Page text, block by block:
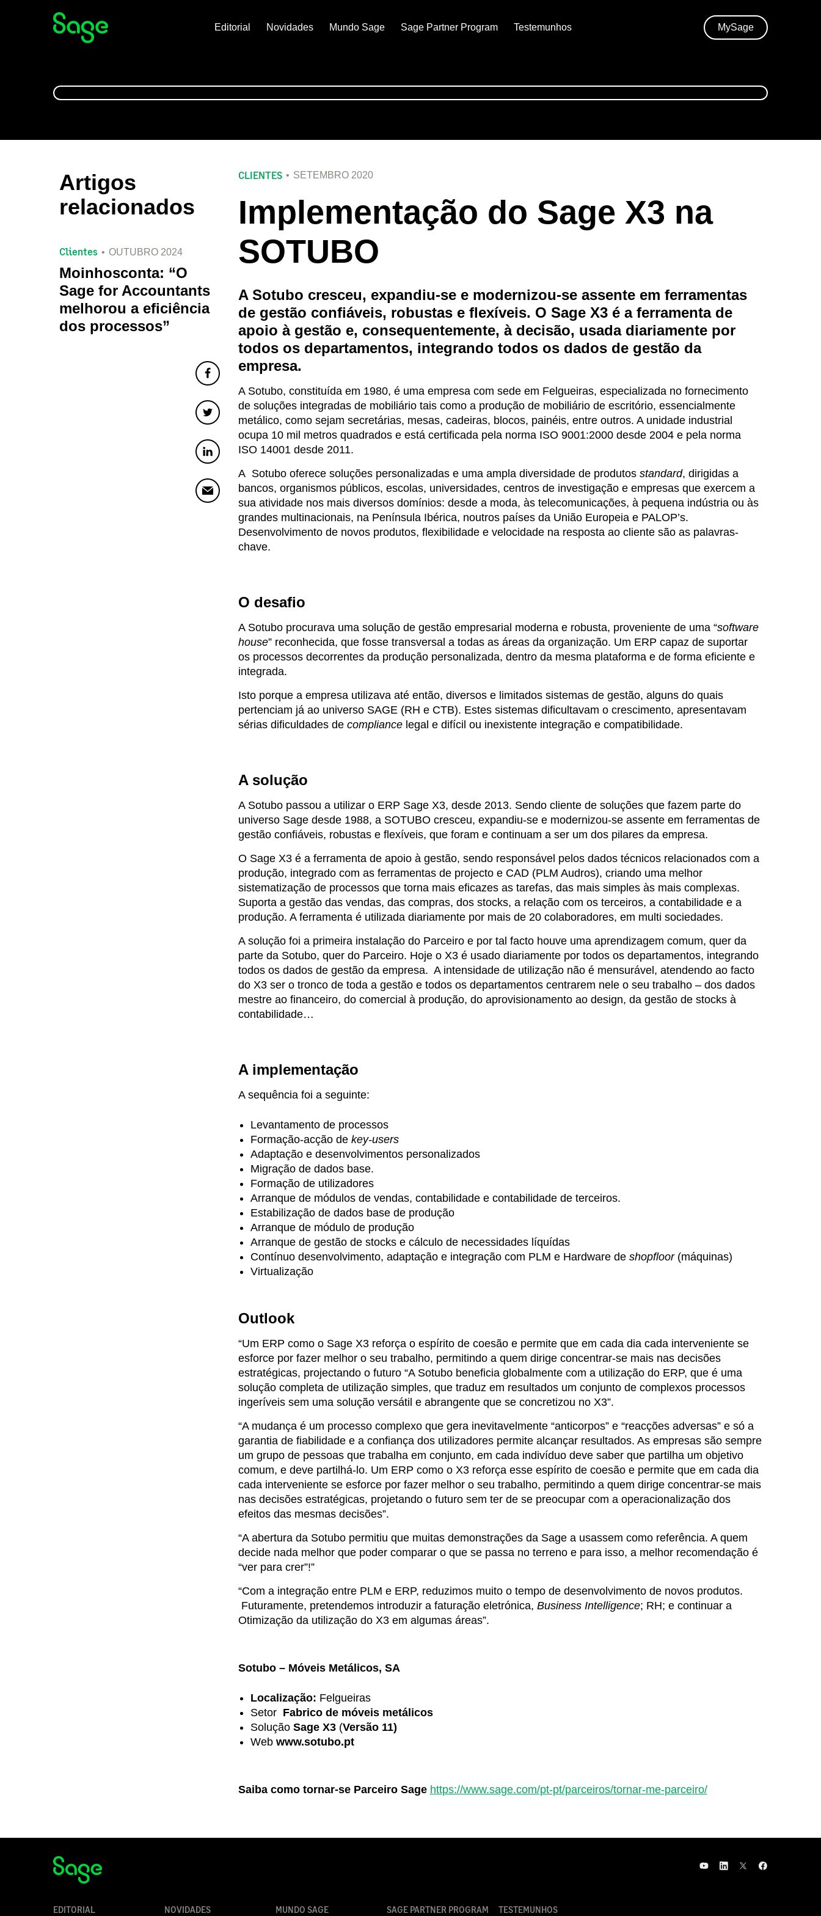
Editorial Novidades Mundo Sage Sage Partner Program Testemunhos MySage
CLIENTES SETEMBRO 2020
Implementação do Sage X3 na
SOTUBO
A Sotubo cresceu, expandiu-se e modernizou-se assente em ferramentas
de gestão confiáveis, robustas e flexíveis. O Sage X3 é a ferramenta de
apoio à gestão e, consequentemente, à decisão, usada diariamente por
todos os departamentos, integrando todos os dados de gestão da
empresa.
A Sotubo, constituída em 1980, é uma empresa com sede em Felgueiras, especializada no fornecimento
de soluções integradas de mobiliário tais como a produção de mobiliário de escritório, essencialmente
metálico, como sejam secretárias, mesas, cadeiras, blocos, painéis, entre outros. A unidade industrial
ocupa 10 mil metros quadrados e está certificada pela norma ISO 9001:2000 desde 2004 e pela norma
ISO 14001 desde 2011.
A Sotubo oferece soluções personalizadas e uma ampla diversidade de produtos standard, dirigidas a
bancos, organismos públicos, escolas, universidades, centros de investigação e empresas que exercem a
sua atividade nos mais diversos domínios: desde a moda, às telecomunicações, à pequena indústria ou às
grandes multinacionais, na Península Ibérica, noutros países da União Europeia e PALOP’s.
Desenvolvimento de novos produtos, flexibilidade e velocidade na resposta ao cliente são as palavras-
chave.
O desafio
A Sotubo procurava uma solução de gestão empresarial moderna e robusta, proveniente de uma “software
house” reconhecida, que fosse transversal a todas as áreas da organização. Um ERP capaz de suportar
os processos decorrentes da produção personalizada, dentro da mesma plataforma e de forma eficiente e
integrada.
Isto porque a empresa utilizava até então, diversos e limitados sistemas de gestão, alguns do quais
pertenciam já ao universo SAGE (RH e CTB). Estes sistemas dificultavam o crescimento, apresentavam
sérias dificuldades de compliancelegal e difícil ou inexistente integração e compatibilidade.
A solução
A Sotubo passou a utilizar o ERP Sage X3, desde 2013. Sendo cliente de soluções que fazem parte do
universo Sage desde 1988, a SOTUBO cresceu, expandiu-se e modernizou-se assente em ferramentas de
gestão confiáveis, robustas e flexíveis, que foram e continuam a ser um dos pilares da empresa.
O Sage X3 é a ferramenta de apoio à gestão, sendo responsável pelos dados técnicos relacionados com a
produção, integrado com as ferramentas de projecto e CAD (PLM Audros), criando uma melhor
sistematização de processos que torna mais eficazes as tarefas, das mais simples às mais complexas.
Suporta a gestão das vendas, das compras, dos stocks, a relação com os terceiros, a contabilidade e a
produção. A ferramenta é utilizada diariamente por mais de 20 colaboradores, em multi sociedades.
A solução foi a primeira instalação do Parceiro e por tal facto houve uma aprendizagem comum, quer da
parte da Sotubo, quer do Parceiro. Hoje o X3 é usado diariamente por todos os departamentos, integrando
todos os dados de gestão da empresa. A intensidade de utilização não é mensurável, atendendo ao facto
do X3 ser o tronco de toda a gestão e todos os departamentos centrarem nele o seu trabalho – dos dados
mestre ao financeiro, do comercial à produção, do aprovisionamento ao design, da gestão de stocks à
contabilidade…
A implementação
A sequência foi a seguinte:
Levantamento de processos
Formação-acção de key-users
Adaptação e desenvolvimentos personalizados
Migração de dados base.
Formação de utilizadores
Arranque de módulos de vendas, contabilidade e contabilidade de terceiros.
Estabilização de dados base de produção
Arranque de módulo de produção
Arranque de gestão de stocks e cálculo de necessidades líquídas
Contínuo desenvolvimento, adaptação e integração com PLM e Hardware de shopfloor(máquinas)
Virtualização
Outlook
“Um ERP como o Sage X3 reforça o espírito de coesão e permite que em cada dia cada interveniente se
esforce por fazer melhor o seu trabalho, permitindo a quem dirige concentrar-se mais nas decisões
estratégicas, projectando o futuro “A Sotubo beneficia globalmente com a utilização do ERP, que é uma
solução completa de utilização simples, que traduz em resultados um conjunto de complexos processos
ingeríveis sem uma solução versátil e abrangente que se concretizou no X3”.
“A mudança é um processo complexo que gera inevitavelmente “anticorpos” e “reacções adversas” e só a
garantia de fiabilidade e a confiança dos utilizadores permite alcançar resultados. As empresas são sempre
um grupo de pessoas que trabalha em conjunto, em cada indivíduo deve saber que partilha um objetivo
comum, e deve partilhá-lo. Um ERP como o X3 reforça esse espírito de coesão e permite que em cada dia
cada interveniente se esforce por fazer melhor o seu trabalho, permitindo a quem dirige concentrar-se mais
nas decisões estratégicas, projetando o futuro sem ter de se preocupar com a operacionalização dos
efeitos das mesmas decisões”.
“A abertura da Sotubo permitiu que muitas demonstrações da Sage a usassem como referência. A quem
decide nada melhor que poder comparar o que se passa no terreno e para isso, a melhor recomendação é
“ver para crer”!”
“Com a integração entre PLM e ERP, reduzimos muito o tempo de desenvolvimento de novos produtos.
Futuramente, pretendemos introduzir a faturação eletrónica, Business Intelligence; RH; e continuar a
Otimização da utilização do X3 em algumas áreas”.
Sotubo – Móveis Metálicos, SA
Localização: Felgueiras
Setor Fabrico de móveis metálicos
Solução Sage X3 (Versão 11)
Web www.sotubo.pt
Saiba como tornar-se Parceiro Sage https://www.sage.com/pt-pt/parceiros/tornar-me-parceiro/
Artigos
relacionados
Clientes OUTUBRO 2024
Moinhosconta: “O
Sage for Accountants
melhorou a eficiência
dos processos”
EDITORIAL NOVIDADES MUNDO SAGE SAGE PARTNER PROGRAM TESTEMUNHOS